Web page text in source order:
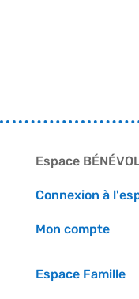
Espace
Connexion à
Mon compte
Espace Famille